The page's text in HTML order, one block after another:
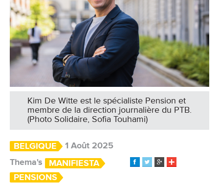
Kim De Witte est le spécialiste Pension et
membre de la direction journalière du PTB.
(Photo Solidaire, Sofia Touhami)
BELGIQUE
1 Août 2025
Thema's
MANIFIESTA
PENSIONS